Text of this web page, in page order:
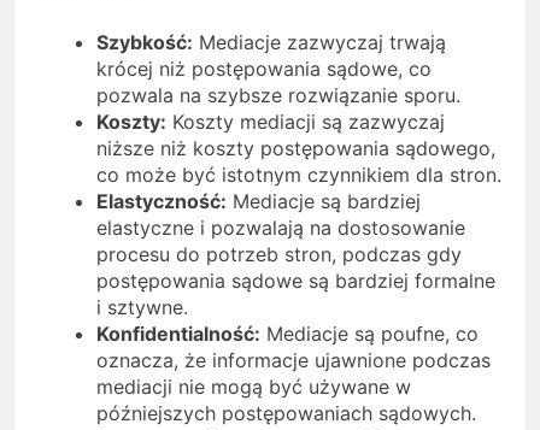
Szybkość: Mediacje zazwyczaj trwają
krócej niż postępowania sądowe, co
pozwala na szybsze rozwiązanie sporu.
Koszty: Koszty mediacji są zazwyczaj
niższe niż koszty postępowania sądowego,
co może być istotnym czynnikiem dla stron.
Elastyczność: Mediacje są bardziej
elastyczne i pozwalają na dostosowanie
procesu do potrzeb stron, podczas gdy
postępowania sądowe są bardziej formalne
i sztywne.
Konfidentialność: Mediacje są poufne, co
oznacza, że informacje ujawnione podczas
mediacji nie mogą być używane w
późniejszych postępowaniach sądowych.